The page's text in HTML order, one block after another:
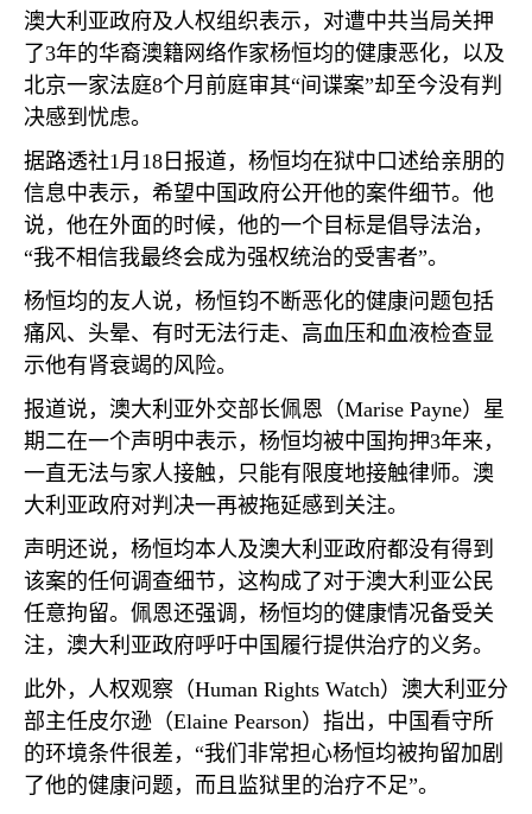
澳大利亚政府及人权组织表示，对遭中共当局关押
了3年的华裔澳籍网络作家杨恒均的健康恶化，以及
北京一家法庭8个月前庭审其“间谍案”却至今没有判
决感到忧虑。
据路透社1月 18 日报道，杨恒均在狱中口述给亲朋的
信息中表示，希望中国政府公开他的案件细节。他
说，他在外面的时候，他的一个目标是倡导法治，
“我不相信我最终会成为强权统治的受害者”。
杨恒均的友人说，杨恒钧不断恶化的健康问题包括
痛风、头晕、有时无法行走、高血压和血液检查显
示他有肾衰竭的风险。
报道说，澳大利亚外交部长佩恩（Marise Payne）星
期二在一个声明中表示，杨恒均被中国拘押3年来，
一直无法与家人接触，只能有限度地接触律师。澳
大利亚政府对判决一再被拖延感到关注。
声明还说，杨恒均本人及澳大利亚政府都没有得到
该案的任何调查细节，这构成了对于澳大利亚公民
任意拘留。佩恩还强调，杨恒均的健康情况备受关
注，澳大利亚政府呼吁中国履行提供治疗的义务。
此外，人权观察（Human Rights Watch）澳大利亚分
部主任皮尔逊（Elaine Pearson）指出，中国看守所
的环境条件很差，“我们非常担心杨恒均被拘留加剧
了他的健康问题，而且监狱里的治疗不足”。